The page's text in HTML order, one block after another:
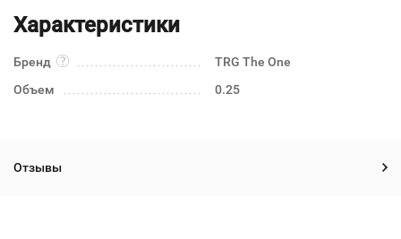
Характеристики
Бренд
TRG The One
Объем
0.25
Отзывы